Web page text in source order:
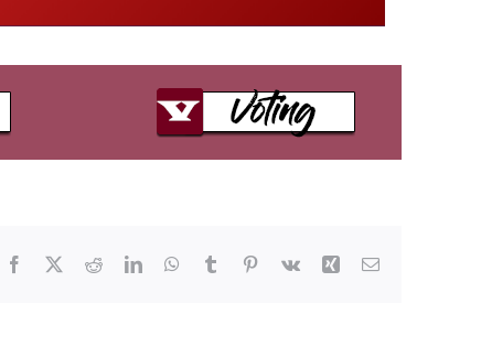
Facebook RedditLinkedInWhatsApp
Tumblr Pinterest
Vk Xing E-